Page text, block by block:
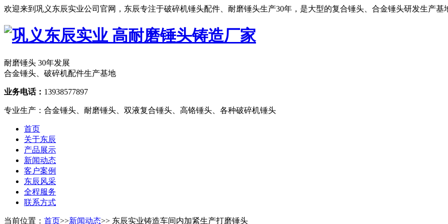
欢迎来到巩义东辰实业公司官网，东辰专注于破碎机锤头配件、耐磨锤头生产30年，是大型的复合锤头、合金锤头研发生产基
耐磨锤头 30年发展
合金锤头、破碎机配件生产基地
业务电话： 13938577897
专业生产：合金锤头、耐磨锤头、双液复合锤头、高铬锤头、各种破碎机锤头
首页
关于东辰
产品展示
新闻动态
客户案例
东辰风采
全程服务
联系方式
当前位置： 首页>>新闻动态>> 东辰实业铸造车间内加紧生产打磨锤头